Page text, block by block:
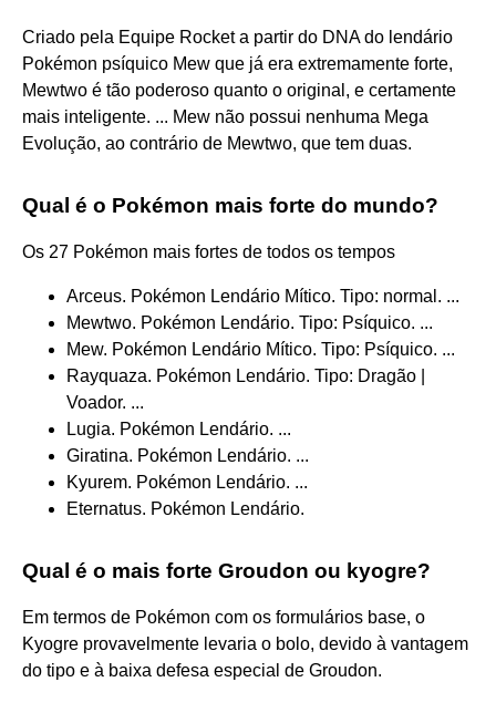
Criado pela Equipe Rocket a partir do DNA do lendário
Pokémon psíquico Mew que já era extremamente forte,
Mewtwo é tão poderoso quanto o original, e certamente
mais inteligente. ... Mew não possui nenhuma Mega
Evolução, ao contrário de Mewtwo, que tem duas.
Qual é o Pokémon mais forte do mundo?
Os 27 Pokémon mais fortes de todos os tempos
Arceus. Pokémon Lendário Mítico. Tipo: normal. ...
Mewtwo. Pokémon Lendário. Tipo: Psíquico. ...
Mew. Pokémon Lendário Mítico. Tipo: Psíquico. ...
Rayquaza. Pokémon Lendário. Tipo: Dragão |
Voador. ...
Lugia. Pokémon Lendário. ...
Giratina. Pokémon Lendário. ...
Kyurem. Pokémon Lendário. ...
Eternatus. Pokémon Lendário.
Qual é o mais forte Groudon ou kyogre?
Em termos de Pokémon com os formulários base, o
Kyogre provavelmente levaria o bolo, devido à vantagem
do tipo e à baixa defesa especial de Groudon.